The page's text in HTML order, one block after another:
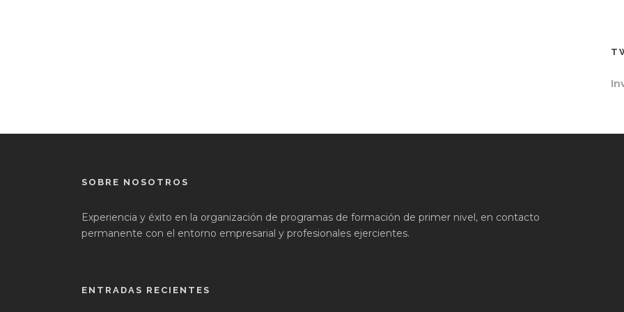
SOBRE NOSOTROS
Experiencia y éxito en la organización de programas de formación de primer nivel, en contacto
permanente con el entorno empresarial y profesionales ejercientes.
ENTRADAS RECIENTES